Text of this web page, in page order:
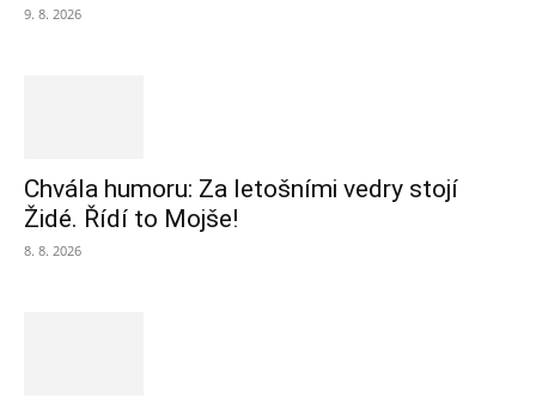
9. 8. 2026
Chvála humoru: Za letošními vedry stojí
Židé. Řídí to Mojše!
8. 8. 2026